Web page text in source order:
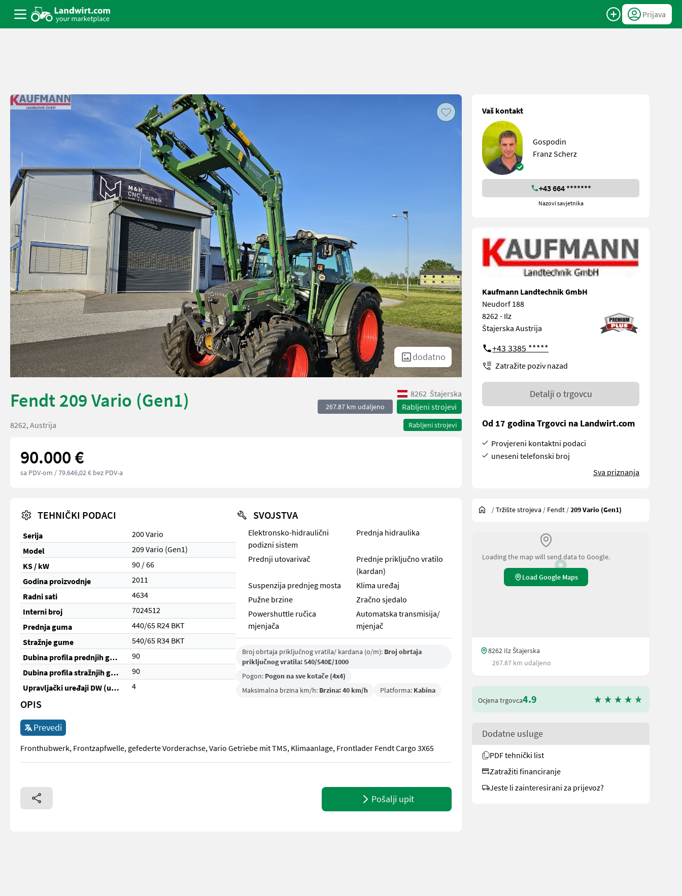
Prijava
dodatno
Fendt 209 Vario (Gen1) 8262 Štajerska
267.87 km udaljeno Rabljeni strojevi
Rabljeni strojevi
8262, Austrija
90.000 €
sa PDV-om / 79.646,02 € bez PDV-a
TEHNIČKI PODACI
Serija
200 Vario
Model
209 Vario (Gen1)
KS / kW
90 / 66
Godina proizvodnje
2011
Radni sati
4634
Interni broj
7024512
Prednja guma
440/65 R24 BKT
Stražnje gume
540/65 R34 BKT
Dubina profila prednjih guma (%)
90
Dubina profila stražnjih guma (%)
90
Upravljački uređaji DW (ukupno)
4
SVOJSTVA
Elektronsko-hidraulični
podizni sistem
Prednja hidraulika
Prednji utovarivač
Prednje priključno vratilo
(kardan)
Suspenzija prednjeg mosta
Klima uređaj
Pužne brzine
Zračno sjedalo
Powershuttle ručica
mjenjača
Automatska transmisija/
mjenjač
Broj obrtaja priključnog vratila/ kardana (o/m): Broj obrtaja
priključnog vratila: 540/540E/1000
Pogon: Pogon na sve kotače (4x4)
Maksimalna brzina km/h: Brzina: 40 km/h Platforma: Kabina
OPIS
Prevedi
Fronthubwerk, Frontzapfwelle, gefederte Vorderachse, Vario Getriebe mit TMS, Klimaanlage, Frontlader Fendt Cargo 3X65
Fronthubwerk, Frontzapfwelle, gefederte Vorderachse, Vario Getriebe mit TMS, Klimaanlage, Frontlader Fendt Cargo 3X65
Pošalji upit
Vaš kontakt
Gospodin
Franz Scherz
+43 664 *******
Nazovi savjetnika
Kaufmann Landtechnik GmbH
Neudorf 188
8262 - Ilz
Štajerska Austrija
+43 3385 *****
Zatražite poziv nazad
Detalji o trgovcu
Od 17 godina Trgovci na Landwirt.com
Provjereni kontaktni podaci
uneseni telefonski broj
Sva priznanja
/Tržište strojeva / Fendt /209 Vario (Gen1)
Loading the map will send data to Google.
Load Google Maps
8262 Ilz Štajerska
267.87 km udaljeno
Ocjena trgovca4.9
Dodatne usluge
PDF tehnički list
Zatražiti financiranje
Jeste li zainteresirani za prijevoz?